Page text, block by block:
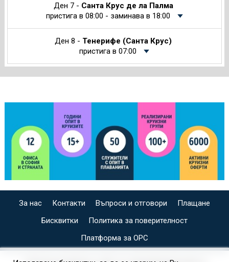
Ден 7 - Санта Крус де ла Палма
пристига в 08:00 - заминава в 18:00
Ден 8 - Тенерифе (Санта Крус)
пристига в 07:00
За нас Контакти Въпроси и отговори
Плащане
Бисквитки
Политика за поверителност
Платформа за ОРС